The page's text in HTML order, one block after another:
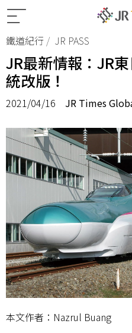
鐵道紀行 JR PASS
JR最新情報：JR
統改版！
2021/04/16 JR Times
本文作者：Nazrul Buang